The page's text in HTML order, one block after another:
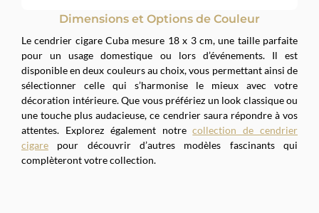
Dimensions et Options de Couleur
Le cendrier cigare Cuba mesure 18 x 3 cm, une taille parfaite
pour un usage domestique ou lors d’événements. Il est
disponible en deux couleurs au choix, vous permettant ainsi de
sélectionner celle qui s’harmonise le mieux avec votre
décoration intérieure. Que vous préfériez un look classique ou
une touche plus audacieuse, ce cendrier saura répondre à vos
attentes. Explorez également notrecollection de cendrier
cigare pour découvrir d’autres modèles fascinants qui
complèteront votre collection.